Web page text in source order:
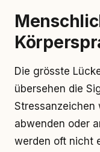
Die grösste
übersehen die
Stressanzeichen
abwenden oder
werden oft nicht